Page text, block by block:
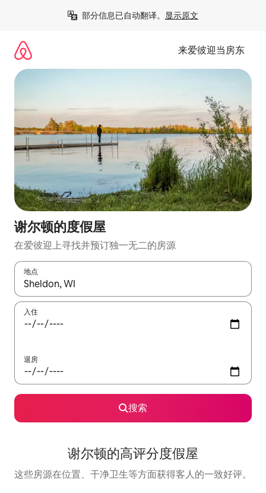
部分信息已自动翻译。 显示原文
来爱彼迎当房东
谢尔顿的度假屋
在爱彼迎上寻找并预订独一无二的房源
地点
如有搜索结果，请使用上下方向键查看，或通过点击或滑动手势
入住
退房
搜索
谢尔顿的高评分度假屋
这些房源在位置、干净卫生等方面获得客人的一致好评。